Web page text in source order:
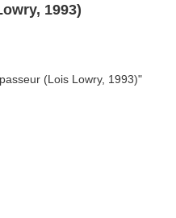
1993)